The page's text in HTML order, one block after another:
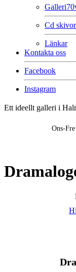
Cd skivor
Länkar
Kontakta oss
Facebook
Instagram
Ett ideellt galleri i
Ons-